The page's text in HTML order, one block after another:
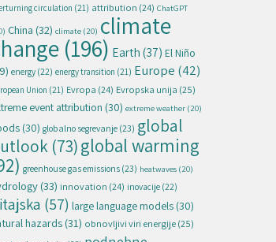
circulation (21) attribution (24) ChatGPT
China (32) climate (20) climate
(196) Earth (37) El Niño
energy (22) energy transition (21) Europe (42)
Union (21) Evropa (24) Evropska unija (25)
event attribution (30) extreme weather (20)
(30) globalno segrevanje (23) global
(73)global warming
greenhouse gas emissions (23) heatwaves (20)
(33) innovation (24) inovacije (22)
(57) large language models (30)
hazards (31) obnovljivi viri energije(25)